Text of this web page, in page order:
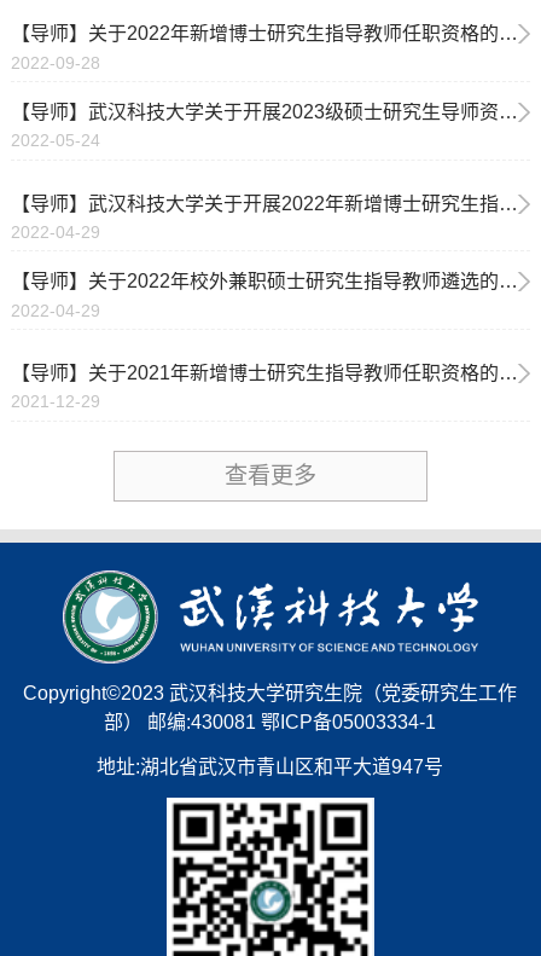
【导师】关于2022年新增博士研究生指导教师任职资格的公示
2022-09-28
【导师】武汉科技大学关于开展2023级硕士研究生导师资格审核工作的通知
2022-05-24
【导师】武汉科技大学关于开展2022年新增博士研究生指导教师遴选工作的通知
2022-04-29
【导师】关于2022年校外兼职硕士研究生指导教师遴选的通知
2022-04-29
【导师】关于2021年新增博士研究生指导教师任职资格的公示
2021-12-29
查看更多
Copyright©2023 武汉科技大学研究生院（党委研究生工作
部） 邮编:430081 鄂ICP备05003334-1
地址:湖北省武汉市青山区和平大道947号